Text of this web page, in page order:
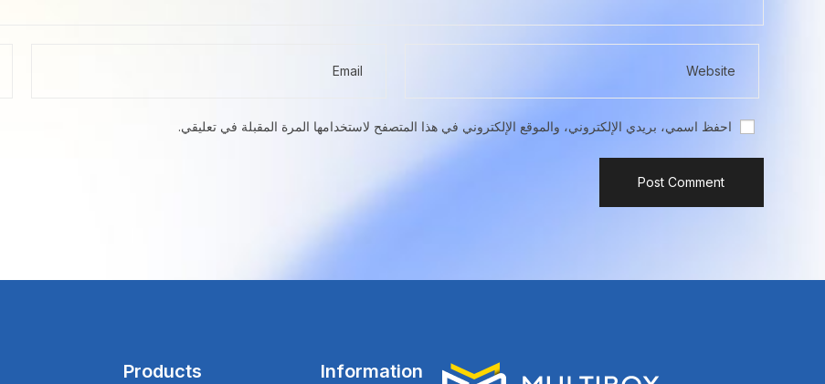
احفظ اسمي، بريدي الإلكتروني، والموقع الإلكتروني في هذا المتصفح لاستخدامها المرة المقبلة في تعليقي.
Information
Products